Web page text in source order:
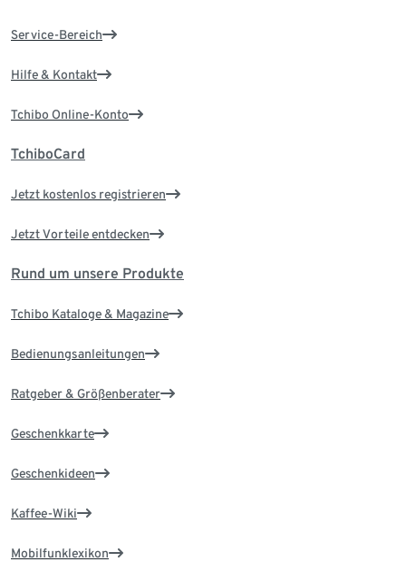
Service-Bereich
Hilfe & Kontakt
Tchibo Online-Konto
TchiboCard
Jetzt kostenlos registrieren
Jetzt Vorteile entdecken
Rund um unsere Produkte
Tchibo Kataloge & Magazine
Bedienungsanleitungen
Ratgeber & Größenberater
Geschenkkarte
Geschenkideen
Kaffee-Wiki
Mobilfunklexikon